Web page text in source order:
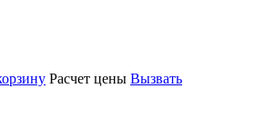
Расчет цены Вызвать